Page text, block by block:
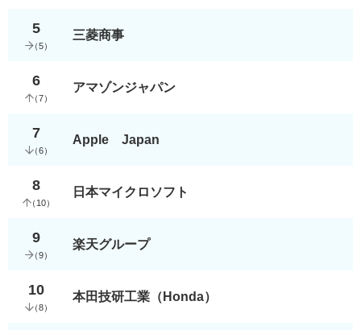
5
（5）
三菱商事
6
（7）
アマゾンジャパン
7
（6）
Apple Japan
8
（ 10）
日本マイクロソフト
9
（9）
楽天グループ
10
（8）
本田技研工業（Honda）